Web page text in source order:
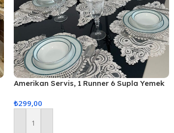
Amerikan Servis, 1 Runner 6 Supla Yemek
Sunum Seti – Ekru
₺299,00
Sepete Ekle